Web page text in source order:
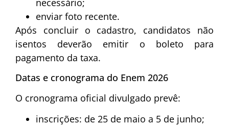
necessário;
enviar foto recente.
Após concluir o cadastro, candidatos não
isentos deverão emitir o boleto para
pagamento da taxa.
Datas e cronograma do Enem 2026
O cronograma oficial divulgado prevê:
inscrições: de 25 de maio a 5 de junho;